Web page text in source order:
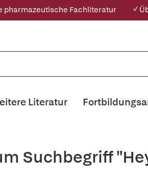
pharmazeutische Fachliteratur ✓
Literatur
Suchbegriff